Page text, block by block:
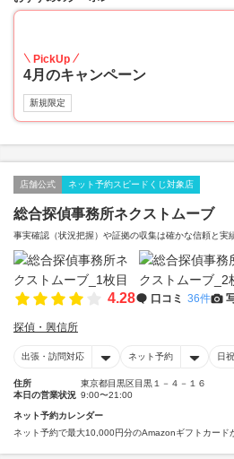
PickUp
4月のキャンペーン
新規限定
店舗公式 ネット予約スピードくじ対象店
総合探偵事務所ネクストムーブ
事実確認（状況把握）や証拠の収集は確かな信頼と実
4.28 口コミ 36件
探偵・興信所
出張・訪問対応 ネット予約 日
住所
東京都目黒区目黒１－４－１６
本日の営業状況 9:00〜21:00
ネット予約カレンダー
ネット予約で最大10,000円分のAmazonギフトカード